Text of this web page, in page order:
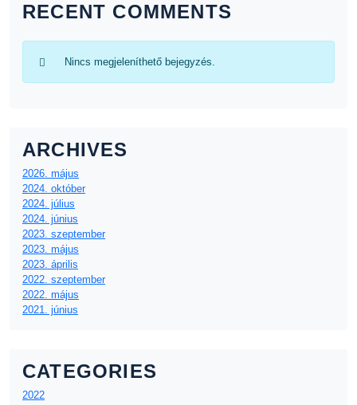
RECENT COMMENTS
Nincs megjeleníthető bejegyzés.
ARCHIVES
2026. május
2024. október
2024. július
2024. június
2023. szeptember
2023. május
2023. április
2022. szeptember
2022. május
2021. június
CATEGORIES
2022